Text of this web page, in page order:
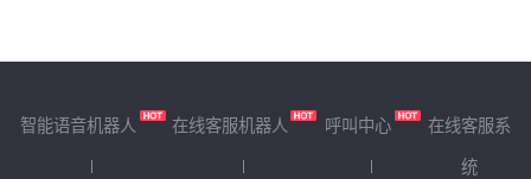
智能语音机器人 在线客服机器人 呼叫中心
在线客服系
统